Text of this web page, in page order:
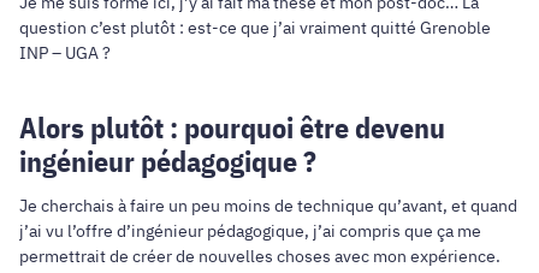
question c’est plutôt : est-ce que j’ai vraiment quitté Grenoble
INP – UGA ?
Alors plutôt : pourquoi être devenu
ingénieur pédagogique ?
Je cherchais à faire un peu moins de technique qu’avant, et quand
j’ai vu l’offre d’ingénieur pédagogique, j’ai compris que ça me
permettrait de créer de nouvelles choses avec mon expérience.